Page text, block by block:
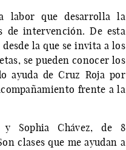
labor que desarrolla la
de intervención. De esta
la que se invita a los
se pueden conocer los
ayuda de Cruz Roja por
frente a la
Sophia Chávez, de 8
clases que me ayudan a